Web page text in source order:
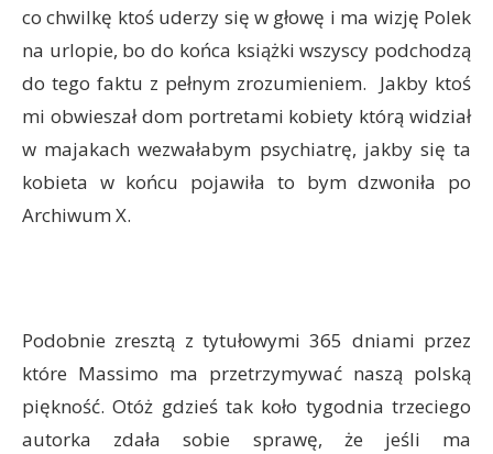
co chwilkę ktoś uderzy się w głowę i ma wizję Polek
na urlopie, bo do końca książki wszyscy podchodzą
do tego faktu z pełnym zrozumieniem. Jakby ktoś
mi obwieszał dom portretami kobiety którą widział
w majakach wezwałabym psychiatrę, jakby się ta
kobieta w końcu pojawiła to bym dzwoniła po
Archiwum X.
Podobnie zresztą z tytułowymi 365 dniami przez
które Massimo ma przetrzymywać naszą polską
piękność. Otóż gdzieś tak koło tygodnia trzeciego
autorka zdała sobie sprawę, że jeśli ma